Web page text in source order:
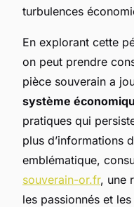
turbulences
En explorant cette
on peut prendre
pièce souverain a
système
pratiques qui
plus d’informations
emblématique,
souverain-or.fr, une
les passionnés et